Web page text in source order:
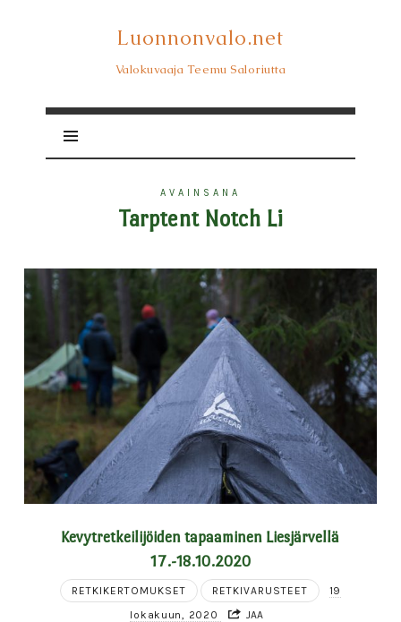
Luonnonvalo.net
Luonnonvalo.net
Valokuvaaja Teemu Saloriutta
AVAINSANA
Tarptent Notch Li
Kevytretkeilijöiden tapaaminen Liesjärvellä
17.-18.10.2020
RETKIKERTOMUKSET RETKIVARUSTEET
19
lokakuun, 2020
JAA